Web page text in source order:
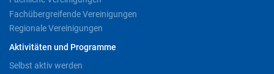
Fachübergreifende Vereinigungen
Regionale Vereinigungen
Aktivitäten und Programme
Selbst aktiv werden